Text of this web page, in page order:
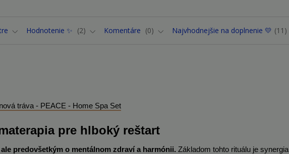
Hodnotenie ✨ 2 Komentáre 0 Najvhodnejšie na doplnenie 💛 11
tráva - PEACE - Home Spa Set
pre hlboký reštart
predovšetkým o mentálnom zdraví a harmónii. Základom tohto rituálu je synergia